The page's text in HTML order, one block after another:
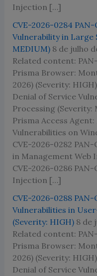
Injection […]
CVE-2026-0284
Vulnerability in Large
MEDIUM) 8 de julho
Related content:
Prisma Browser:
2026) (Severity:
Denial of Service
Processing (Severity:
Prisma Access
Vulnerabilities on
CVE-2026-0282
in Management Web
CVE-2026-0286
Injection […]
CVE-2026-0288
Vulnerabilities in
(Severity: HIGH) 8 de
Related content:
Prisma Browser:
2026) (Severity:
Denial of Service